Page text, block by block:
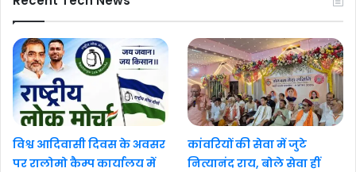
विश्व आदिवासी दिवस के अवसर
पर रालोमो कैम्प कार्यालय में
कांवरियों की सेवा में जुटे
नित्यानंद राय, बोले सेवा हीं